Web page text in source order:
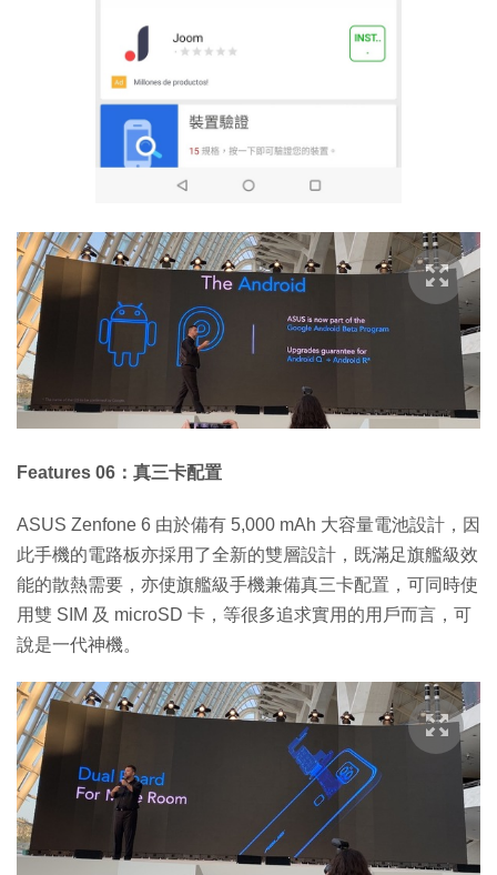
Features 06：真三卡配置
ASUS Zenfone 6 由於備有 5,000 mAh 大容量電池設計，因
此手機的電路板亦採用了全新的雙層設計，既滿足旗艦級效
能的散熱需要，亦使旗艦級手機兼備真三卡配置，可同時使
用雙 SIM 及 microSD 卡，等很多追求實用的用戶而言，可
說是一代神機。